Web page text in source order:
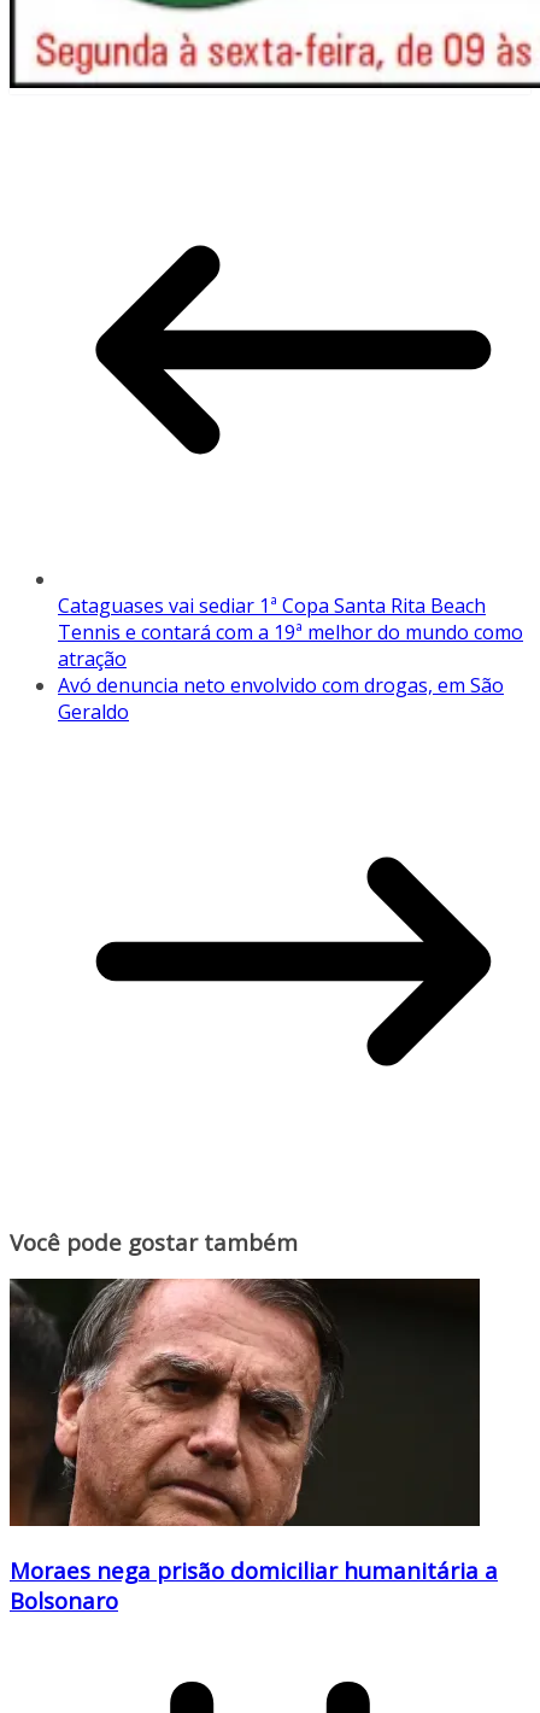
Cataguases vai sediar 1ª Copa Santa Rita Beach
Tennis e contará com a 19ª melhor do mundo como
atração
Avó denuncia neto envolvido com drogas, em São
Geraldo
Você pode gostar também
Moraes nega prisão domiciliar humanitária a
Bolsonaro